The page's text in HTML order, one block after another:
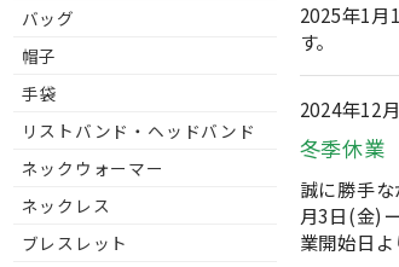
2025年1月
す。
2024年12
冬季休業
誠に勝手
月3日(金)
業開始日よ
バッグ
帽子
手袋
リストバンド・ヘッドバンド
ネックウォーマー
ネックレス
ブレスレット